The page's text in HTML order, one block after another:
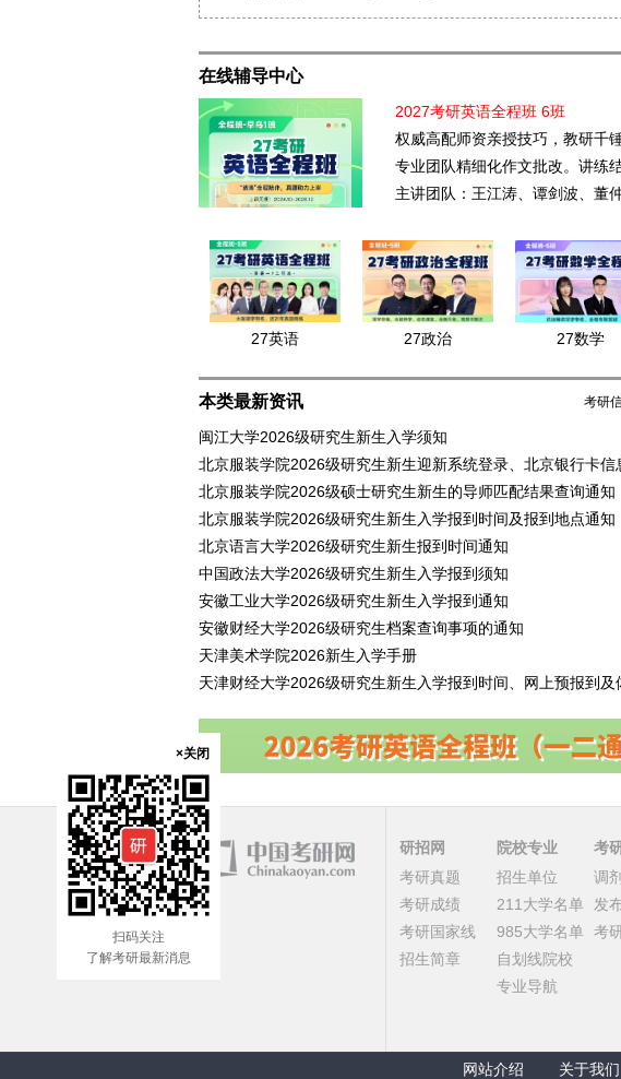
在线辅导中心
2027考研英语全程班 6班
权威高配师资亲授技巧，教研千
专业团队精细化作文批改。讲练
主讲团队：王江涛、谭剑波、董
27英语 27政治 27数学
本类最新资讯 考研
闽江大学2026级研究生新生入学须知
北京服装学院2026级研究生新生迎新系统登录、北京银行卡信
北京服装学院2026级硕士研究生新生的导师匹配结果查询通知
北京服装学院2026级研究生新生入学报到时间及报到地点通知
北京语言大学2026级研究生新生报到时间通知
中国政法大学2026级研究生新生入学报到须知
安徽工业大学2026级研究生新生入学报到通知
安徽财经大学2026级研究生档案查询事项的通知
天津美术学院2026新生入学手册
天津财经大学2026级研究生新生入学报到时间、网上预报到及
研招网
考研真题
考研成绩
考研国家线
招生简章
院校专业
招生单位
211大学名单
985大学名单
自划线院校
专业导航
考
调
发
考
×关闭
扫码关注
了解考研最新消息
网站介绍 关于我们